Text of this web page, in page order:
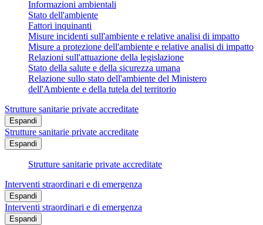
Informazioni ambientali
Stato dell'ambiente
Fattori inquinanti
Misure incidenti sull'ambiente e relative analisi di impatto
Misure a protezione dell'ambiente e relative analisi di impatto
Relazioni sull'attuazione della legislazione
Stato della salute e della sicurezza umana
Relazione sullo stato dell'ambiente del Ministero
dell'Ambiente e della tutela del territorio
Strutture sanitarie private accreditate
Espandi
Strutture sanitarie private accreditate
Espandi
Strutture sanitarie private accreditate
Interventi straordinari e di emergenza
Espandi
Interventi straordinari e di emergenza
Espandi